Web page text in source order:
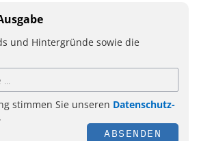
und Hintergründe sowie die
stimmen Sie unseren Datenschutz-
ABSENDEN